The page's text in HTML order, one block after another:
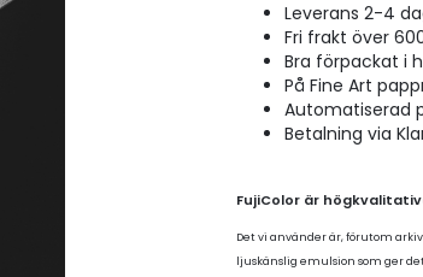
Leverans 2-4
Fri frakt över
Bra förpackat i
På Fine Art
Automatiserad
Betalning via
FujiColor är
Det vi använder är, förutom
ljuskänslig emulsion som ger